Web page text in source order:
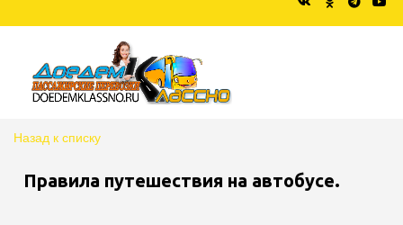
Назад к списку
Правила путешествия на автобусе.